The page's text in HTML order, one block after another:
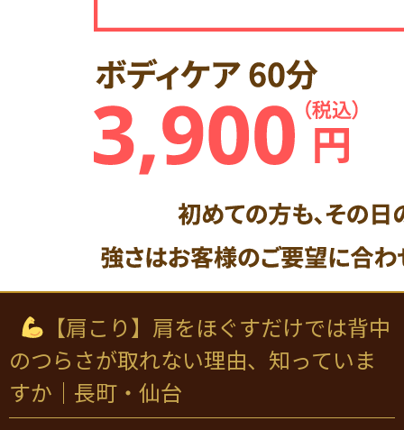
【肩こり】肩をほぐすだけでは背中
のつらさが取れない理由、知っていま
すか｜長町・仙台